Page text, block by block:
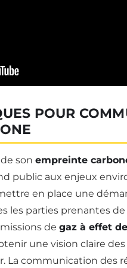
POUR
de son empreinte
public aux enjeux
en place une
les parties prenantes de
de gaz à effet
une vision claire
La communication des